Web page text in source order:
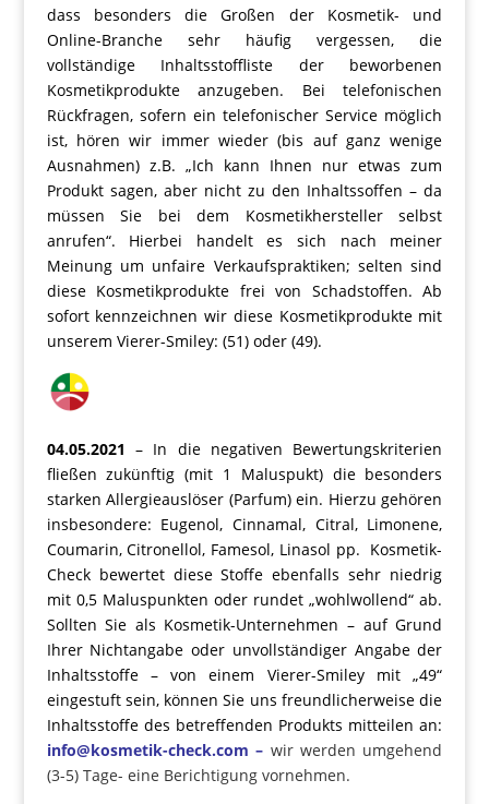
dass besonders die Großen der Kosmetik- und
Online-Branche sehr häufig vergessen, die
vollständige Inhaltsstoffliste der beworbenen
Kosmetikprodukte anzugeben. Bei telefonischen
Rückfragen, sofern ein telefonischer Service möglich
ist, hören wir immer wieder (bis auf ganz wenige
Ausnahmen) z.B. „Ich kann Ihnen nur etwas zum
Produkt sagen, aber nicht zu den Inhaltssoffen – da
müssen Sie bei dem Kosmetikhersteller selbst
anrufen“. Hierbei handelt es sich nach meiner
Meinung um unfaire Verkaufspraktiken; selten sind
diese Kosmetikprodukte frei von Schadstoffen. Ab
sofort kennzeichnen wir diese Kosmetikprodukte mit
unserem Vierer-Smiley: (51) oder (49).
04.05.2021 – In die negativen Bewertungskriterien
fließen zukünftig (mit 1 Maluspukt) die besonders
starken Allergieauslöser (Parfum) ein. Hierzu gehören
insbesondere: Eugenol, Cinnamal, Citral, Limonene,
Coumarin, Citronellol, Famesol, Linasol pp. Kosmetik-
Check bewertet diese Stoffe ebenfalls sehr niedrig
mit 0,5 Maluspunkten oder rundet „wohlwollend“ ab.
Sollten Sie als Kosmetik-Unternehmen – auf Grund
Ihrer Nichtangabe oder unvollständiger Angabe der
Inhaltsstoffe – von einem Vierer-Smiley mit „49“
eingestuft sein, können Sie uns freundlicherweise die
Inhaltsstoffe des betreffenden Produkts mitteilen an:
info@kosmetik-check.com – wir werden umgehend
(3-5) Tage- eine Berichtigung vornehmen.